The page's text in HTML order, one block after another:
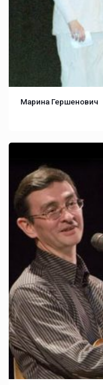
Марина Гершенович